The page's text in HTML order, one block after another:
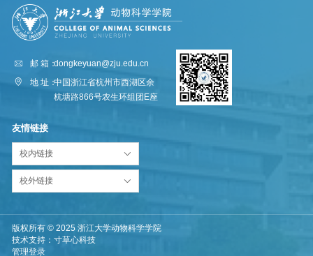
邮 箱：dongkeyuan@zju.edu.cn
地 址：中国浙江省杭州市西湖区余
杭塘路866号农生环组团E座
友情链接
校内链接
校外链接
版权所有 © 2025 浙江大学动物科学学院
技术支持： 寸草心科技
管理登录